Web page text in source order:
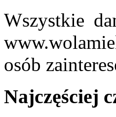
Wszystkie
osób
Najczęściej